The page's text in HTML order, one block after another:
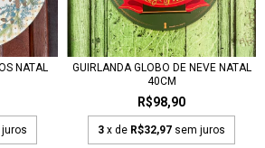
NATAL
GUIRLANDA GLOBO DE NEVE NATAL
40CM
R$98,90
3 x de R$32,97 sem juros